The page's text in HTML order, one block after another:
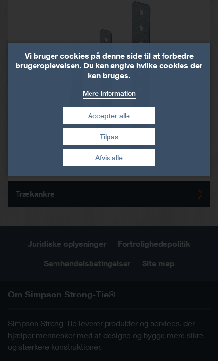
Trækankre
Juridiske oplysninger Fortrolighedspolitik
Samhandelsbetingelser Site map
Om Simpson Strong-Tie®
Simpson Strong-Tie leverer produkter og services, der
hjælper mennesker med at designe og bygge mere sikre
og stærkere konstruktioner.
Vi bruger cookies på denne side til at forbedre
brugeroplevelsen. Du kan angive hvilke cookies der
kan bruges.
Mere information
Afvis alle
Accepter alle
Træk samtykke tilbage
Tilpas